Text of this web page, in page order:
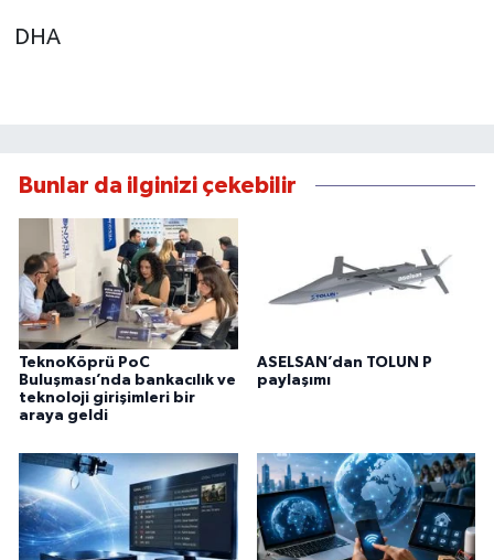
DHA
Bunlar da ilginizi çekebilir
TeknoKöprü PoC
Buluşması’nda bankacılık ve
teknoloji girişimleri bir
araya geldi
ASELSAN’dan TOLUN P
paylaşımı